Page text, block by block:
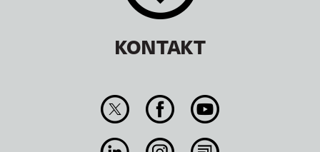
KONTAKT